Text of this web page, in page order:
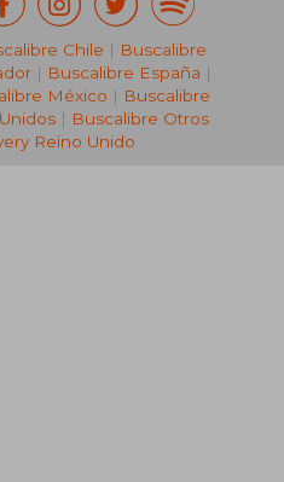
Chile | Buscalibre
| Buscalibre España |
México | Buscalibre
| Buscalibre Otros
Reino Unido